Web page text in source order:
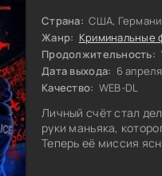
Страна: США,
Жанр: Криминальные
Продолжительность:
Дата выхода: 6
Качество: WEB-DL
Личный счёт стал
руки маньяка,
Теперь её миссия